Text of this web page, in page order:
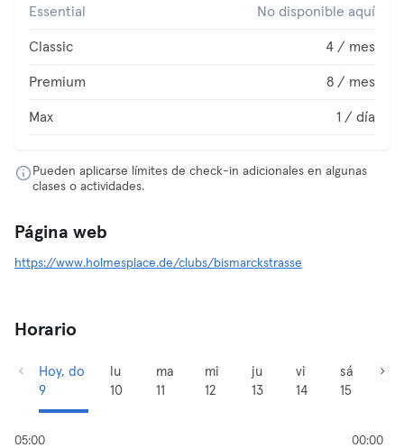
Essential No disponible aquí
Classic 4 / mes
Premium 8 / mes
Max 1 / día
Pueden aplicarse límites de check-in adicionales en algunas
clases o actividades.
Página web
https://www.holmesplace.de/clubs/bismarckstrasse
Horario
Hoy, do
9
lu
10
ma
11
mi
12
ju
13
vi
14
sá
15
05:00 00:00